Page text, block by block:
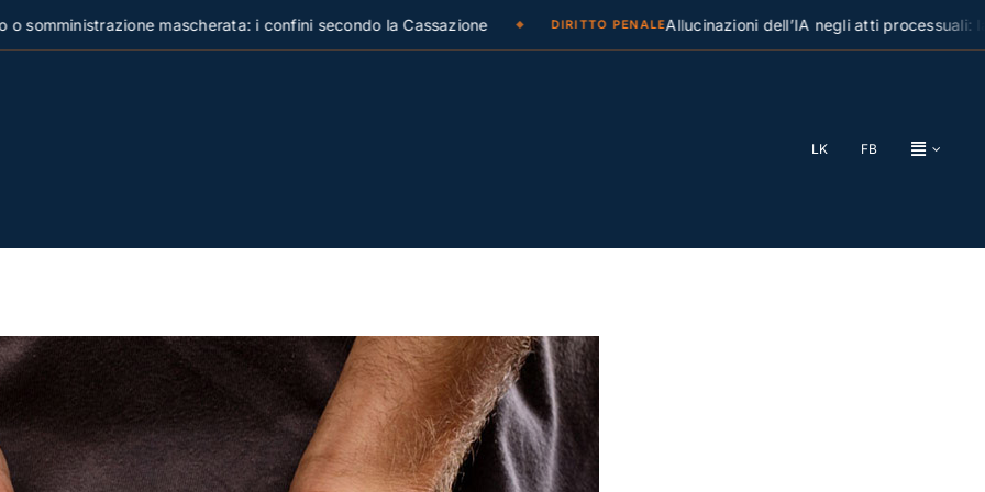
mascherata: i confini secondo la Cassazione DIRITTO PENALE Allucinazioni dell’IA negli atti processuali: la
LK FB